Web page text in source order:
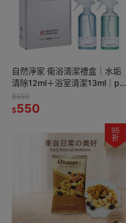
自然淨家 衛浴清潔禮盒｜水垢
清除12ml＋浴室清潔13ml｜pH
中性不刺鼻・不傷手・台灣製
$650
$550
95
折